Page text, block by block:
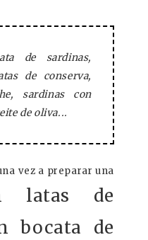
de sardinas,
de conserva,
sardinas con
de oliva...
vez a preparar una
latas de
bocata de